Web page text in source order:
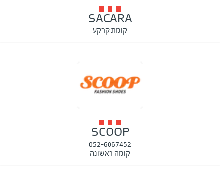
SACARA
קומת קרקע
SCOOP
052-6067452
קומה ראשונה